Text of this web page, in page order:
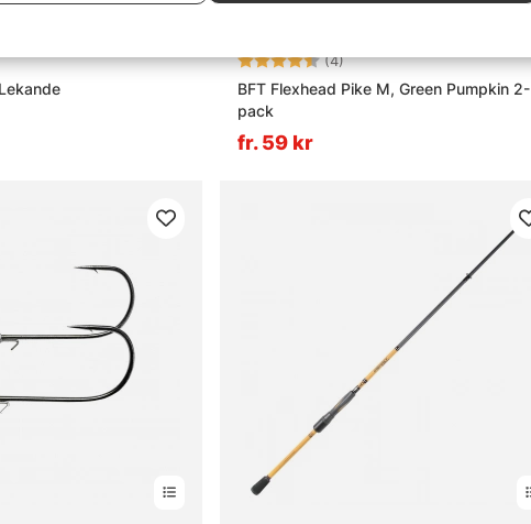
utav 5 stjärnor
Betyg: (4)4.8 utav 5 stjärnor
BFT Flexhead Pike M, Green Pumpkin 2-
pack
fr. 59 kr